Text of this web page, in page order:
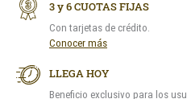
3 y 6 CUOTAS FIJAS
Con tarjetas de crédito.
Conocer más
LLEGA HOY
Beneficio exclusivo para los